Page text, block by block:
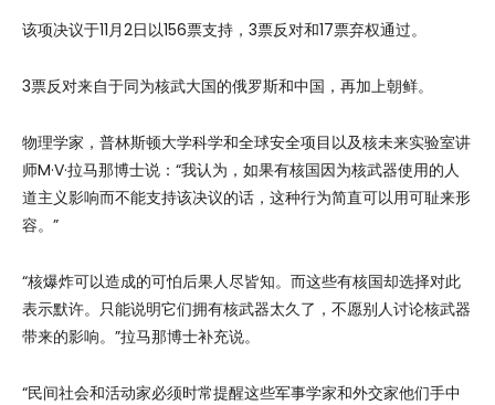
该项决议于11月2日以156票支持，3票反对和17票弃权通过。
3票反对来自于同为核武大国的俄罗斯和中国，再加上朝鲜。
物理学家，普林斯顿大学科学和全球安全项目以及核未来实验室讲
师M·V·拉马那博士说：“我认为，如果有核国因为核武器使用的人
道主义影响而不能支持该决议的话，这种行为简直可以用可耻来形
容。”
“核爆炸可以造成的可怕后果人尽皆知。而这些有核国却选择对此
表示默许。只能说明它们拥有核武器太久了，不愿别人讨论核武器
带来的影响。”拉马那博士补充说。
“民间社会和活动家必须时常提醒这些军事学家和外交家他们手中